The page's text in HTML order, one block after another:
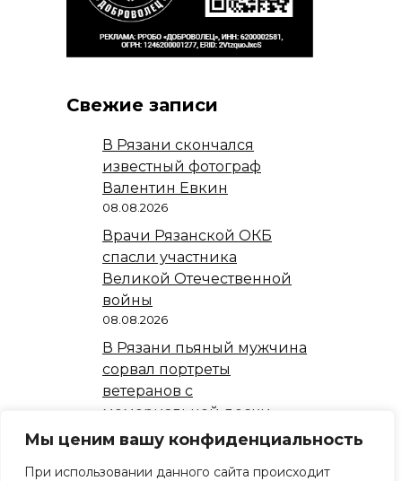
Мы ценим вашу конфиденциальность
При использовании данного сайта происходит
Свежие записи
В Рязани скончался
известный фотограф
Валентин Евкин
08.08.2026
Врачи Рязанской ОКБ
спасли участника
Великой Отечественной
войны
08.08.2026
В Рязани пьяный мужчина
сорвал портреты
ветеранов с
мемориальной доски